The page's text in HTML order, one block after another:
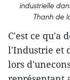
industrielle
Thanh de
C'est ce qu'a
l'Industrie et
lors